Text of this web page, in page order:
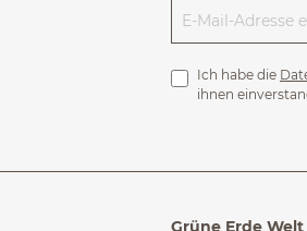
Ich habe die
ihnen
Grüne Erde Welt